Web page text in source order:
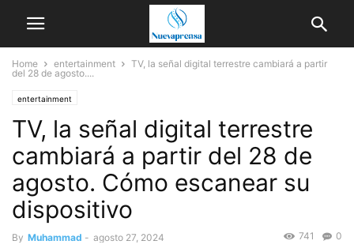
Home entertainment
TV, la señal digital terrestre cambiará a partir
del 28 de agosto....
entertainment
TV, la señal digital terrestre
cambiará a partir del 28 de
agosto. Cómo escanear su
dispositivo
By Muhammad - agosto 27, 2024 0
741